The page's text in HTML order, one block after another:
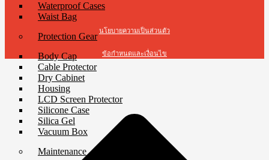
Waterproof Cases
Waist Bag
Protection Gear
Body Cap
Cable Protector
Dry Cabinet
Housing
LCD Screen Protector
Silicone Case
Silica Gel
Vacuum Box
Maintenance
นโยบายความเป็นส่วนตัว
ข้อกำหนดและเงื่อนไข